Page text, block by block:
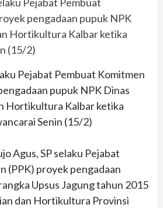
Pejabat Pembuat Komitmen
pupuk NPK Dinas
Hortikultura Kalbar ketika
Senin (15/2)
Agus, SP selaku Pejabat
(PPK) proyek pengadaan
Upsus Jagung tahun 2015
dan Hortikultura Provinsi